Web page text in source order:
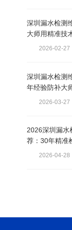
深圳漏水检测
大师用精准技
2026-02-27
深圳漏水检测
年经验防补大
2026-03-27
2026深圳漏水
荐：30年精准
查漏2026-04-28